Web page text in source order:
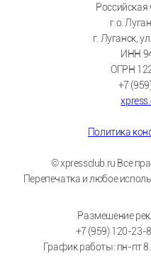
г.о.
г. Луганск,
ИНН
ОГРН
+7
Политика
© xpressclub.ru Все
Перепечатка и любое
Размещение
+7 (959) 120-23-
График работы: пн-пт